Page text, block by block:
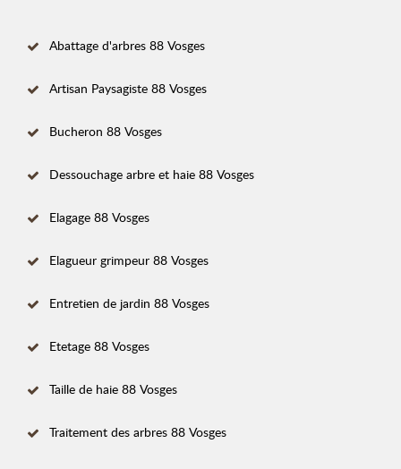
Abattage d'arbres 88 Vosges
Artisan Paysagiste 88 Vosges
Bucheron 88 Vosges
Dessouchage arbre et haie 88 Vosges
Elagage 88 Vosges
Elagueur grimpeur 88 Vosges
Entretien de jardin 88 Vosges
Etetage 88 Vosges
Taille de haie 88 Vosges
Traitement des arbres 88 Vosges